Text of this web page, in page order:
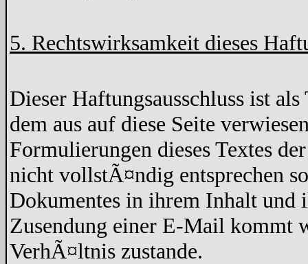
5. Rechtswirksamkeit dieses
Dieser Haftungsausschluss ist
dem aus auf diese Seite
Formulierungen dieses Textes
nicht vollstÃ¤ndig entsprechen
Dokumentes in ihrem Inhalt
Zusendung einer E-Mail kommt
VerhÃ¤ltnis zustande.